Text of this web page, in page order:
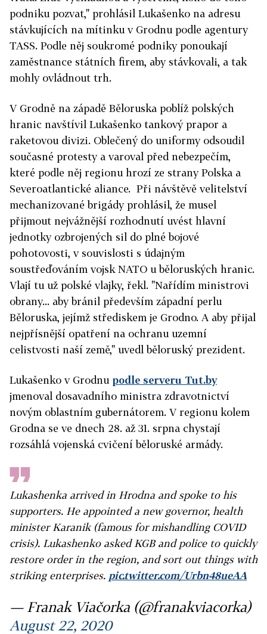
podniku pozvat," prohlásil Lukašenko na adresu
stávkujících na mítinku v Grodnu podle agentury
TASS. Podle něj soukromé podniky ponoukají
zaměstnance státních firem, aby stávkovali, a tak
mohly ovládnout trh.
V Grodně na západě Běloruska poblíž polských
hranic navštívil Lukašenko tankový prapor a
raketovou divizi. Oblečený do uniformy odsoudil
současné protesty a varoval před nebezpečím,
které podle něj regionu hrozí ze strany Polska a
Severoatlantické aliance. Při návštěvě velitelství
mechanizované brigády prohlásil, že musel
přijmout nejvážnější rozhodnutí uvést hlavní
jednotky ozbrojených sil do plné bojové
pohotovosti, v souvislosti s údajným
soustřeďováním vojsk NATO u běloruských hranic.
Vlají tu už polské vlajky, řekl. "Nařídím ministrovi
obrany... aby bránil především západní perlu
Běloruska, jejímž střediskem je Grodno. A aby přijal
nejpřísnější opatření na ochranu uzemní
celistvosti naší země," uvedl běloruský prezident.
Lukašenko v Grodnu podle serveru Tut.by
jmenoval dosavadního ministra zdravotnictví
novým oblastním gubernátorem. V regionu kolem
Grodna se ve dnech 28. až 31. srpna chystají
rozsáhlá vojenská cvičení běloruské armády.
Lukashenka arrived in Hrodna and spoke to his
supporters. He appointed a new governor, health
minister Karanik (famous for mishandling COVID
crisis). Lukashenko asked KGB and police to quickly
restore order in the region, and sort out things with
striking enterprises. pic.twitter.com/Urbn48ueAA
— Franak Viačorka (@franakviacorka)
August 22, 2020